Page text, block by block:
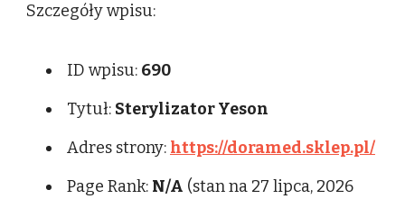
Szczegóły wpisu:
ID wpisu: 690
Tytuł: Sterylizator Yeson
Adres strony: https://doramed.sklep.pl/
Page Rank: N/A (stan na 27 lipca, 2026